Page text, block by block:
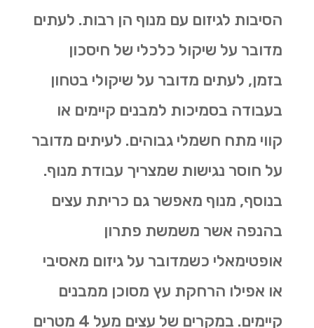
הסיבות לגיזום עם מנוף הן רבות. לעתים
מדובר על שיקול כלכלי של חיסכון
בזמן, לעתים מדובר על שיקולי בטחון
בעבודה בסמיכות למבנים קיימים או
קווי מתח חשמלי גבוהים. לעיתים מדובר
על חוסר נגישות שמצריך עבודת מנוף.
בנוסף, מנוף מאפשר גם כריתת עצים
בהנפה אשר משמשת פתרון
אופטימאלי כשמדובר על גיזום מאסיבי
או אפילו הרחקת עץ מסוכן ממבנים
קיימים. במקרים של עצים מעל 4 מטרים